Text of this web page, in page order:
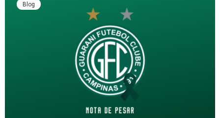
Blog